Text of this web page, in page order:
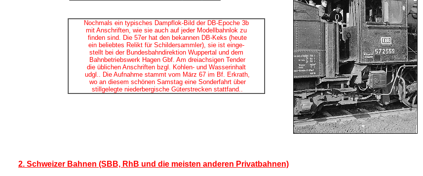
Nochmals ein typisches Dampflok-Bild der DB-Epoche 3b
mit Anschriften, wie sie auch auf jeder Modellbahnlok zu
finden sind. Die 57er hat den bekannen DB-Keks (heute
ein beliebtes Relikt für Schildersammler), sie ist einge-
stellt bei der Bundesbahndirektion Wuppertal und dem
Bahnbetriebswerk Hagen Gbf. Am dreiachsigen Tender
die üblichen Anschriften bzgl. Kohlen- und Wasserinhalt
udgl.. Die Aufnahme stammt vom März 67 im Bf. Erkrath,
wo an diesem schönen Samstag eine Sonderfahrt über
stillgelegte niederbergische Güterstrecken stattfand..
2. Schweizer Bahnen (SBB, RhB und die meisten anderen Privatbahnen)